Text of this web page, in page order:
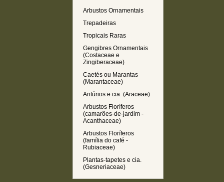
Arbustos Ornamentais
Trepadeiras
Tropicais Raras
Gengibres Ornamentais
(Costaceae e
Zingiberaceae)
Caetés ou Marantas
(Marantaceae)
Antúrios e cia. (Araceae)
Arbustos Floríferos
(camarões-de-jardim -
Acanthaceae)
Arbustos Floríferos
(família do café -
Rubiaceae)
Plantas-tapetes e cia.
(Gesneriaceae)